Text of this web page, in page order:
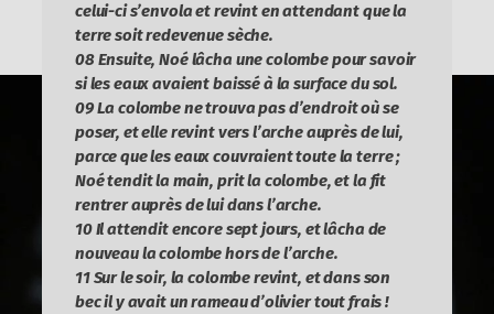
celui-ci s’envola et revint en attendant que la
terre soit redevenue sèche.
08 Ensuite, Noé lâcha une colombe pour savoir
si les eaux avaient baissé à la surface du sol.
09 La colombe ne trouva pas d’endroit où se
poser, et elle revint vers l’arche auprès de lui,
parce que les eaux couvraient toute la terre ;
Noé tendit la main, prit la colombe, et la fit
rentrer auprès de lui dans l’arche.
10 Il attendit encore sept jours, et lâcha de
nouveau la colombe hors de l’arche.
11 Sur le soir, la colombe revint, et dans son
bec il y avait un rameau d’olivier tout frais !